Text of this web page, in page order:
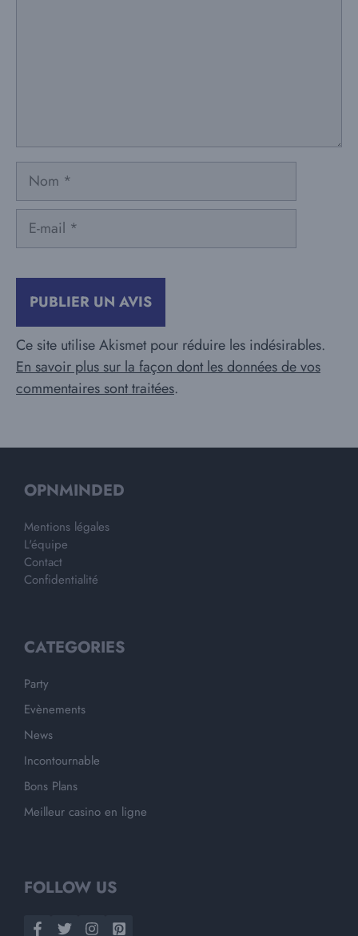
Nom
mail
Ce site utilise Akismet pour réduire les indésirables.
En savoir plus sur la façon dont les données de vos
commentaires sont traitées.
OPNMINDED
Mentions légales
L'équipe
Contact
Confidentialité
CATEGORIES
Party
Evènements
News
Incontournable
Bons Plans
Meilleur casino en ligne
FOLLOW US